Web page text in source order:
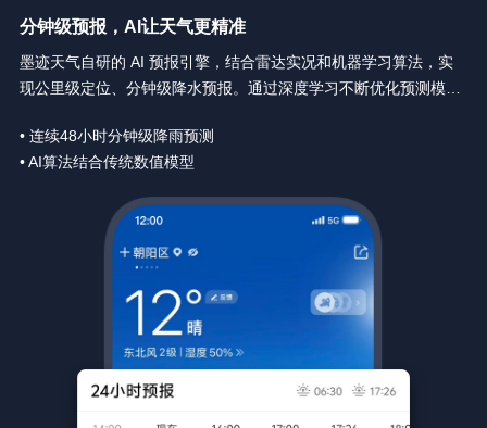
分钟级预报，AI让天气更精准
墨迹天气自研的 AI 预报引擎，结合雷达实况和机器学习算法，实
现公里级定位、分钟级降水预报。通过深度学习不断优化预测模
• 连续48小时分钟级降雨预测
• AI算法结合传统数值模型